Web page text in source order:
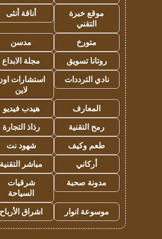
موقع خبرة
التقني
أناقة أنثى
متورخ
مدسن
روتانا تسويق
مجلة الابداع
نادي الترددات
استشارات
لاين
المعارف
هيدب فيديو
رمح التقنية
رذاذ التجارة
طعم وكيف
شهود نت
أركاني
مباشر التقنية
مدونة صحبة
شرقيات
السياحة
موسوعة انوار
اشراق الأرباح